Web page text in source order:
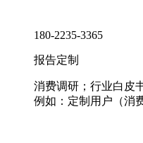
180-2235-3365
报告定制
消费调研；行业白皮
例如：定制用户（消